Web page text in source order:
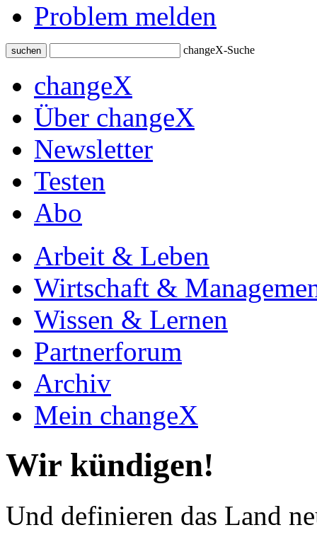
Problem melden
suchen changeX-Suche
changeX
Über changeX
Newsletter
Testen
Abo
Arbeit & Leben
Wirtschaft &
Wissen & Lernen
Partnerforum
Archiv
Mein changeX
Wir kündigen!
Und definieren das Land